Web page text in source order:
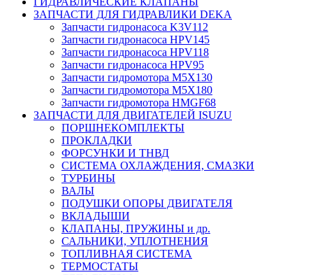
ЗАПЧАСТИ ДЛЯ ГИДРАВЛИКИ DEKA
Запчасти гидронасоса K3V112
Запчасти гидронасоса HPV145
Запчасти гидронасоса HPV118
Запчасти гидронасоса HPV95
Запчасти гидромотора M5X130
Запчасти гидромотора M5X180
Запчасти гидромотора HMGF68
ЗАПЧАСТИ ДЛЯ ДВИГАТЕЛЕЙ ISUZU
ПОРШНЕКОМПЛЕКТЫ
ПРОКЛАДКИ
ФОРСУНКИ И ТНВД
СИСТЕМА ОХЛАЖДЕНИЯ, СМАЗКИ
ТУРБИНЫ
ВАЛЫ
ПОДУШКИ ОПОРЫ ДВИГАТЕЛЯ
ВКЛАДЫШИ
КЛАПАНЫ, ПРУЖИНЫ и др.
САЛЬНИКИ, УПЛОТНЕНИЯ
ТОПЛИВНАЯ СИСТЕМА
ТЕРМОСТАТЫ